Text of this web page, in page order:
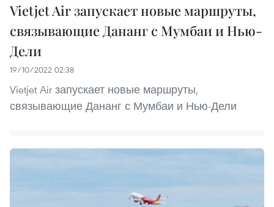
Vietjet Air запускает новые маршруты,
связывающие Дананг с Мумбаи и Нью-
Дели
19/10/2022 02:38
Vietjet Air запускает новые маршруты,
связывающие Дананг с Мумбаи и Нью-Дели